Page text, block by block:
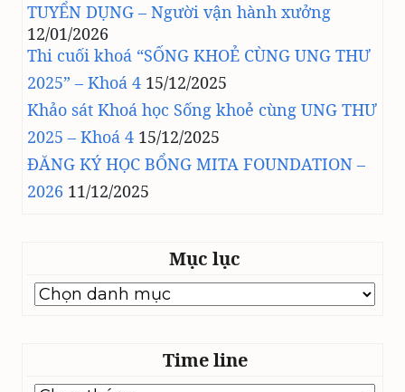
TUYỂN DỤNG – Người vận hành xưởng
12/01/2026
Thi cuối khoá “SỐNG KHOẺ CÙNG UNG THƯ
2025” – Khoá 4 15/12/2025
Khảo sát Khoá học Sống khoẻ cùng UNG THƯ
2025 – Khoá 4 15/12/2025
ĐĂNG KÝ HỌC BỔNG MITA FOUNDATION –
2026 11/12/2025
Mục lục
Mục
lục
Time line